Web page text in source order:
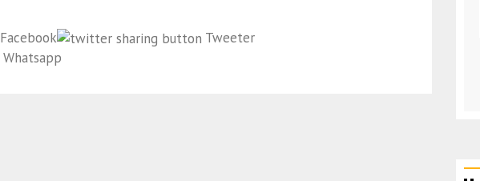
Facebook
Tweeter
Whatsapp